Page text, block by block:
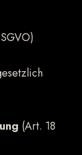
(Art. 18